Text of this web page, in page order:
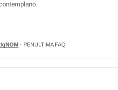
- PENULTIMA FAQ